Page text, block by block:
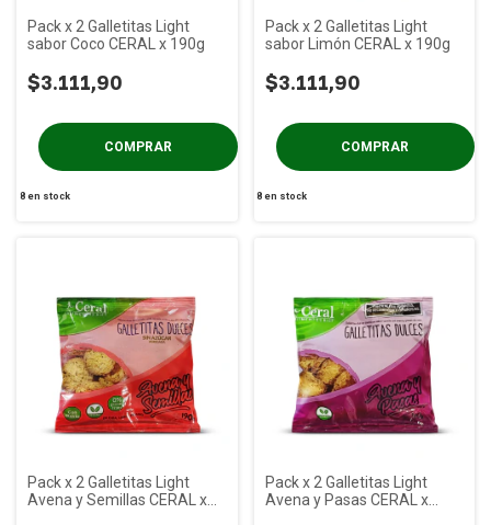
Pack x 2 Galletitas Light
sabor Coco CERAL x 190g
$3.111,90
8en stock
Pack x 2 Galletitas Light
sabor Limón CERAL x 190g
$3.111,90
8 en stock
Pack x 2 Galletitas Light
Avena y Semillas CERAL x
Pack x 2 Galletitas Light
Avena y Pasas CERAL x